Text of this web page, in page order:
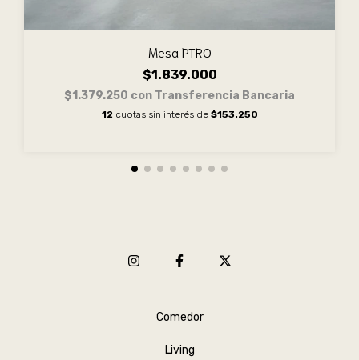
Mesa PTRO
$1.839.000
$1.379.250 con Transferencia Bancaria
12 cuotas sin interés de $153.250
Comedor
Living